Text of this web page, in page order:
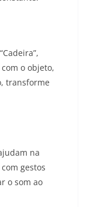
o objeto,
transforme
na
gestos
o som ao